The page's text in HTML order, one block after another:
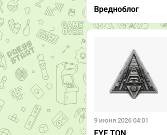
Вредноблог
9 июня 2026 04:01